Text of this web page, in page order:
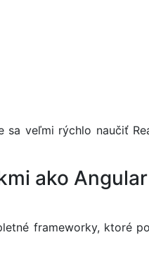
veľmi rýchlo naučiť
ako
frameworky, ktoré